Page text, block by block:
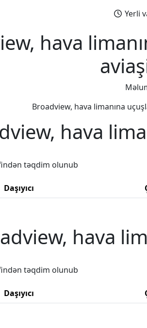
Yerli
hava
Broadview, hava limanına
hava
təqdim olunub
Daşıyıcı
hava
təqdim olunub
Daşıyıcı